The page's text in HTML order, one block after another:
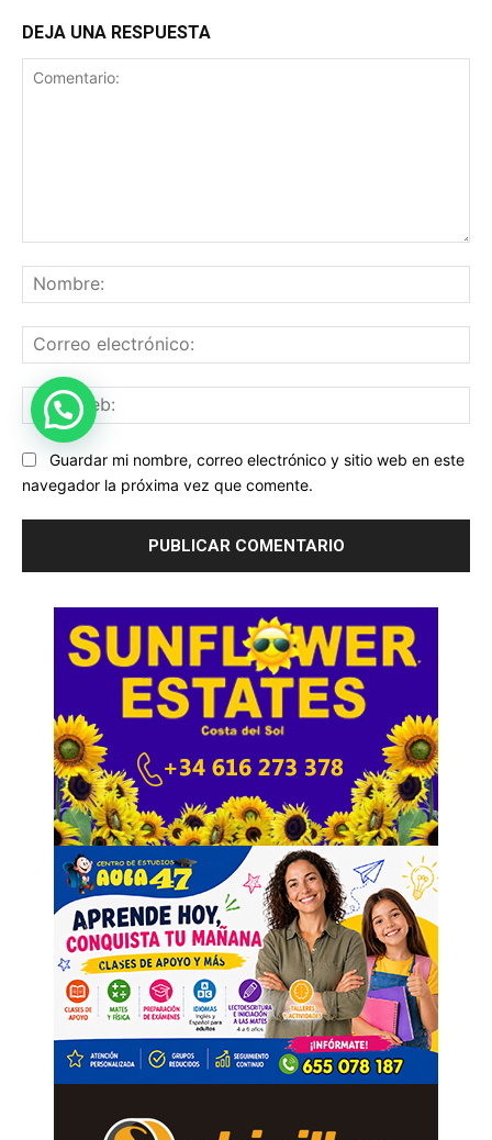
DEJA UNA RESPUESTA
Guardar mi nombre, correo electrónico y sitio web en este
navegador la próxima vez que comente.